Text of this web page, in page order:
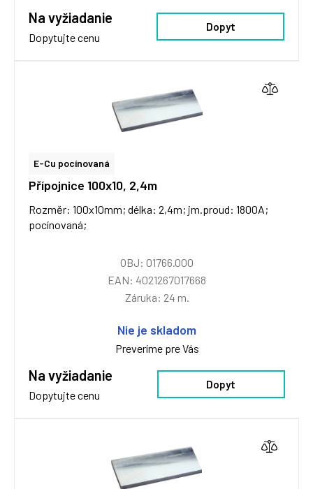
Na vyžiadanie
Dopytujte cenu
Dopyt
E-Cu pocínovaná
Přípojnice 100x10, 2,4m
Rozměr: 100x10mm; délka: 2,4m; jm.proud: 1800A;
pocínovaná;
OBJ: 01766.000
EAN: 4021267017668
Záruka: 24 m.
Nie je skladom
Preveríme pre Vás
Na vyžiadanie
Dopytujte cenu
Dopyt